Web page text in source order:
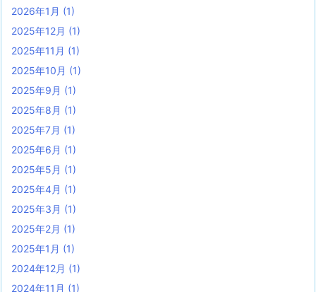
2026年1月 (1)
2025年12月 (1)
2025年11月 (1)
2025年10月 (1)
2025年9月 (1)
2025年8月 (1)
2025年7月 (1)
2025年6月 (1)
2025年5月 (1)
2025年4月 (1)
2025年3月 (1)
2025年2月 (1)
2025年1月 (1)
2024年12月 (1)
2024年11月 (1)